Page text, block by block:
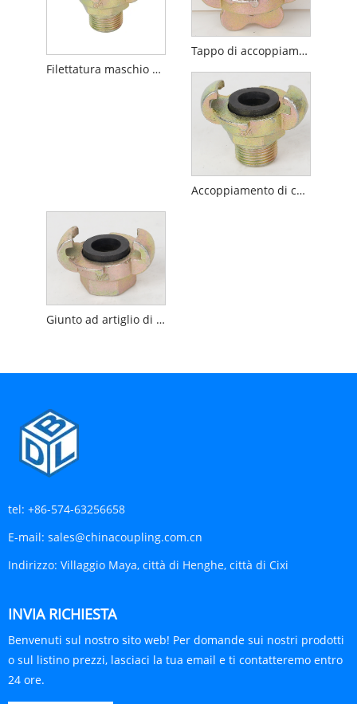
Filettatura maschio di accoppiamento universale di tipo europeo
Tappo di accoppiamento universale di tipo europeo
Accoppiamento di compressione dell'aria
Giunto ad artiglio di tipo europeo
tel: +86-574-63256658
E-mail: sales@chinacoupling.com.cn
Indirizzo: Villaggio Maya, città di Henghe, città di Cixi
INVIA RICHIESTA
Benvenuti sul nostro sito web! Per domande sui nostri prodotti
o sul listino prezzi, lasciaci la tua email e ti contatteremo entro
24 ore.